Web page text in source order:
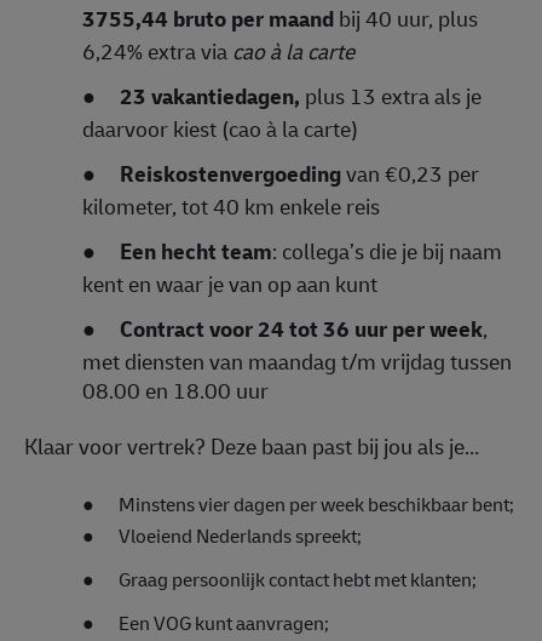
3755,44 bruto per maandbij 40 uur, plus
6,24% extra via cao à la carte
●
23 vakantiedagen, plus 13 extra als je
daarvoor kiest (cao à la carte)
●
Reiskostenvergoedingvan €0,23 per
kilometer, tot 40 km enkele reis
●
Een hecht team: collega’s die je bij naam
kent en waar je van op aan kunt
●
Contract voor 24 tot 36 uur per week,
met diensten van maandag t/m vrijdag tussen
08.00 en 18.00 uur
Klaar voor vertrek? Deze baan past bij jou als je…
●
Minstens vier dagen per week beschikbaar bent;
●
Vloeiend Nederlands spreekt;
●
Graag persoonlijk contact hebt met klanten;
●
Een VOG kunt aanvragen;